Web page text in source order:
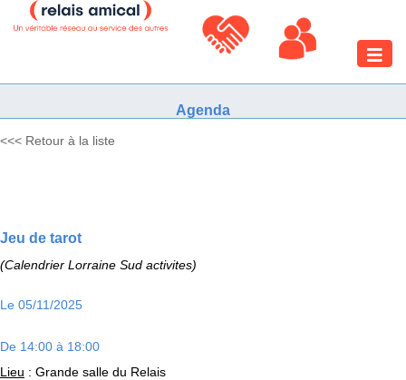
Toggle
Agenda
<<< Retour à la liste
Jeu de tarot
(Calendrier Lorraine Sud activites)
Le 05/11/2025
De 14:00 à 18:00
Lieu : Grande salle du Relais